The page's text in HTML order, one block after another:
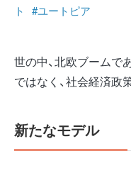
ト
#ユートピア
世の中、北欧ブームで
ではなく、社会経済政
新たなモデル